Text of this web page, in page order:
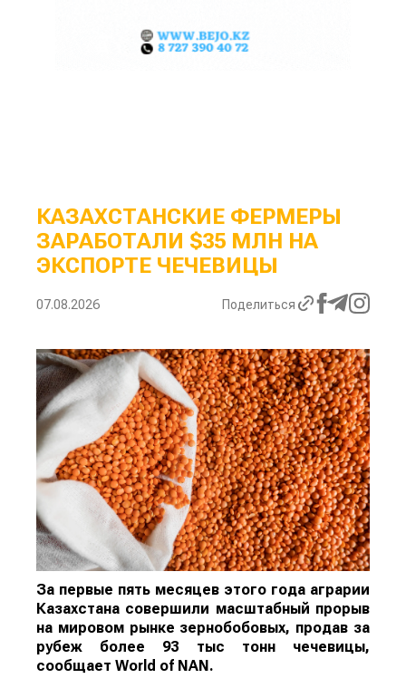
КАЗАХСТАНСКИЕ ФЕРМЕРЫ
ЗАРАБОТАЛИ $35 МЛН НА
ЭКСПОРТЕ ЧЕЧЕВИЦЫ
07.08.2026 Поделиться
За первые пять месяцев этого года аграрии
Казахстана совершили масштабный прорыв
на мировом рынке зернобобовых, продав за
рубеж более 93 тыс тонн чечевицы,
сообщает World of NAN.